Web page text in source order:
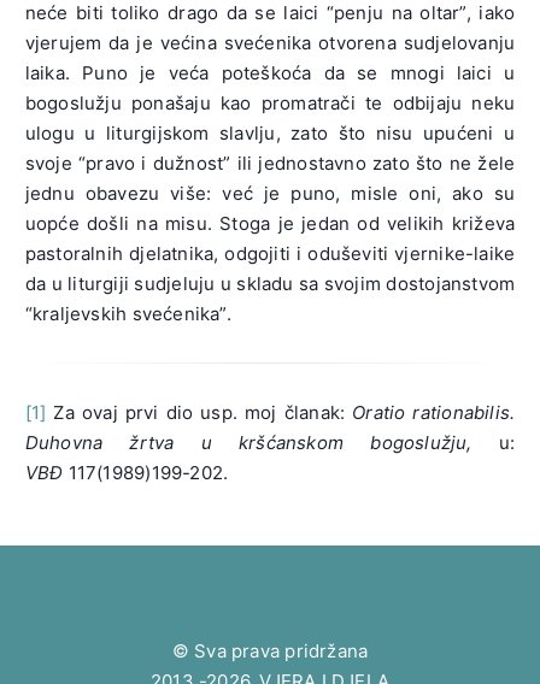
neće biti toliko drago da se laici “penju na oltar”, iako
vjerujem da je većina svećenika otvorena sudjelovanju
laika. Puno je veća poteškoća da se mnogi laici u
bogoslužju ponašaju kao promatrači te odbijaju neku
ulogu u liturgijskom slavlju, zato što nisu upućeni u
svoje “pravo i dužnost” ili jednostavno zato što ne žele
jednu obavezu više: već je puno, misle oni, ako su
uopće došli na misu. Stoga je jedan od velikih križeva
pastoralnih djelatnika, odgojiti i oduševiti vjernike-laike
da u liturgiji sudjeluju u skladu sa svojim dostojanstvom
“kraljevskih svećenika”.
[1] Za ovaj prvi dio usp. moj članak: Oratio rationabilis.
Duhovna žrtva u kršćanskom bogoslužju, u:
VBĐ 117(1989)199-202.
© Sva prava pridržana